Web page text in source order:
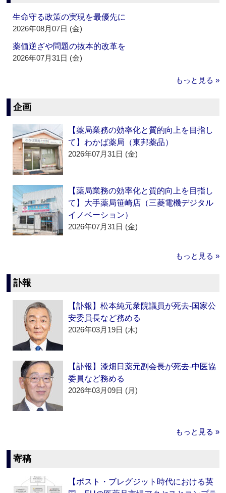
生命守る政策の実現を最優先に
2026年08月07日 (金)
薬価逆ざや問題の抜本的改革を
2026年07月31日 (金)
もっと見る »
企画
【薬局業務の効率化と質的向上を目指し
て】わかば薬局（東邦薬品）
2026年07月31日 (金)
【薬局業務の効率化と質的向上を目指し
て】大手薬局笹崎店（三菱電機デジタル
イノベーション）
2026年07月31日 (金)
もっと見る »
訃報
【訃報】松本純元衆院議員が死去‐国家公
安委員長など務める
2026年03月19日 (木)
【訃報】漆畑日薬元副会長が死去‐中医協
委員など務める
2026年03月09日 (月)
もっと見る »
寄稿
【ポスト・ブレグジット時代における英